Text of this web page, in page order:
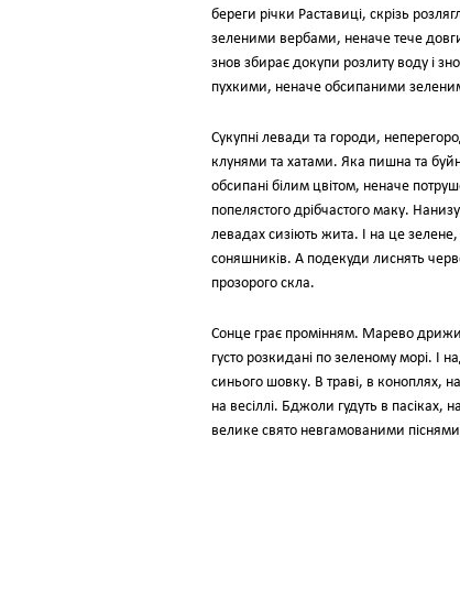
береги річки Раставиці, скрізь
зеленими вербами, неначе тече
знов збирає докупи розлиту воду і
пухкими, неначе обсипаними
Сукупні левади та городи,
клунями та хатами. Яка пишна та
обсипані білим цвітом, неначе
попелястого дрібчастого маку.
левадах сизіють жита. І на це
соняшників. А подекуди лиснять
прозорого скла.
Сонце грає промінням. Марево
густо розкидані по зеленому морі. І
синього шовку. В траві, в коноплях,
на весіллі. Бджоли гудуть в пасіках,
велике свято невгамованими